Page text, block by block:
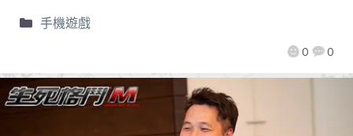
0 0
手機遊戲